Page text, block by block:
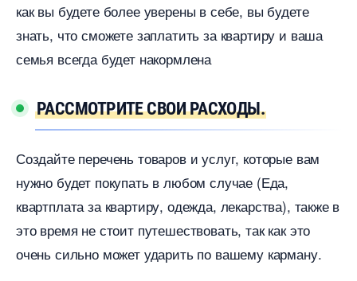
как вы будете более уверены в себе, вы будете
знать, что сможете заплатить за квартиру и ваша
семья всегда будет накормлена
РАССМОТРИТЕ СВОИ РАСХОДЫ.
Создайте перечень товаров и услуг, которые вам
нужно будет покупать в любом случае (Еда,
квартплата за квартиру, одежда, лекарства), также
это время не стоит путешествовать, так как это
очень сильно может ударить по вашему карману.